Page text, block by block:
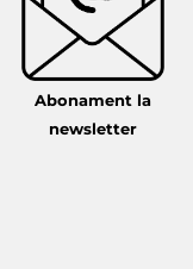
Abonament la
newsletter